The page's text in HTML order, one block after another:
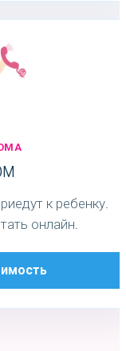
к ребенку.
онлайн.